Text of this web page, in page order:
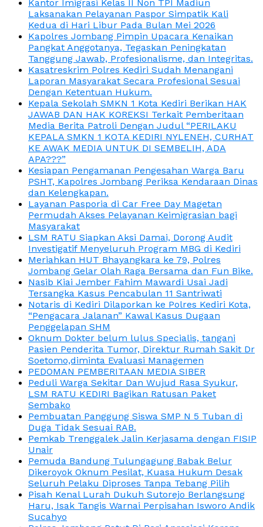
Kantor Imigrasi Kelas II Non TPI Madiun
Laksanakan Pelayanan Paspor Simpatik Kali
Kedua di Hari Libur Pada Bulan Mei 2026
Kapolres Jombang Pimpin Upacara Kenaikan
Pangkat Anggotanya, Tegaskan Peningkatan
Tanggung Jawab, Profesionalisme, dan Integritas.
Kasatreskrim Polres Kediri Sudah Menangani
Laporan Masyarakat Secara Profesional Sesuai
Dengan Ketentuan Hukum.
Kepala Sekolah SMKN 1 Kota Kediri Berikan HAK
JAWAB DAN HAK KOREKSI Terkait Pemberitaan
Media Berita Patroli Dengan Judul “PERILAKU
KEPALA SMKN 1 KOTA KEDIRI NYLENEH, CURHAT
KE AWAK MEDIA UNTUK DI SEMBELIH, ADA
APA???”
Kesiapan Pengamanan Pengesahan Warga Baru
PSHT, Kapolres Jombang Periksa Kendaraan Dinas
dan Kelengkapan.
Layanan Pasporia di Car Free Day Magetan
Permudah Akses Pelayanan Keimigrasian bagi
Masyarakat
LSM RATU Siapkan Aksi Damai, Dorong Audit
Investigatif Menyeluruh Program MBG di Kediri
Meriahkan HUT Bhayangkara ke 79, Polres
Jombang Gelar Olah Raga Bersama dan Fun Bike.
Nasib Kiai Jember Fahim Mawardi Usai Jadi
Tersangka Kasus Pencabulan 11 Santriwati
Notaris di Kediri Dilaporkan ke Polres Kediri Kota,
“Pengacara Jalanan” Kawal Kasus Dugaan
Penggelapan SHM
Oknum Dokter belum lulus Specialis, tangani
Pasien Penderita Tumor, Direktur Rumah Sakit Dr
Soetomo,diminta Evaluasi Managemen
PEDOMAN PEMBERITAAN MEDIA SIBER
Peduli Warga Sekitar Dan Wujud Rasa Syukur,
LSM RATU KEDIRI Bagikan Ratusan Paket
Sembako
Pembuatan Panggung Siswa SMP N 5 Tuban di
Duga Tidak Sesuai RAB.
Pemkab Trenggalek Jalin Kerjasama dengan FISIP
Unair
Pemuda Bandung Tulungagung Babak Belur
Dikeroyok Oknum Pesilat, Kuasa Hukum Desak
Seluruh Pelaku Diproses Tanpa Tebang Pilih
Pisah Kenal Lurah Dukuh Sutorejo Berlangsung
Haru, Isak Tangis Warnai Perpisahan Isworo Andik
Sucahyo